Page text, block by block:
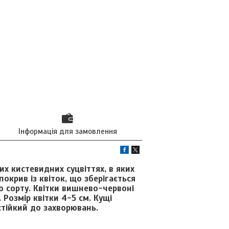
Інформація для замовлення
кистевидних суцвіттях, в яких
із квіток, що зберігається
сорту. Квітки вишнево-червоні
квітки 4-5 см. Кущі
до захворювань.